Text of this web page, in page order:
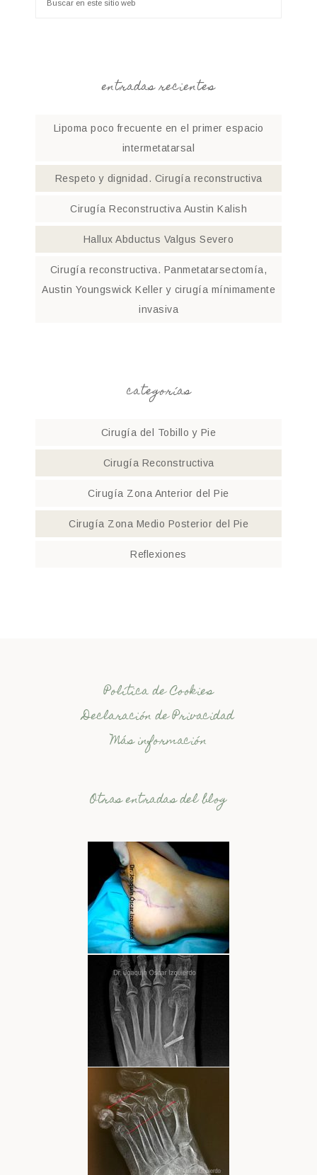
entradas recientes
Lipoma poco frecuente en el primer espacio
intermetatarsal
Respeto y dignidad. Cirugía reconstructiva
Cirugía Reconstructiva Austin Kalish
Hallux Abductus Valgus Severo
Cirugía reconstructiva. Panmetatarsectomía,
Austin Youngswick Keller y cirugía mínimamente
invasiva
categorías
Cirugía del Tobillo y Pie
Cirugía Reconstructiva
Cirugía Zona Anterior del Pie
Cirugía Zona Medio Posterior del Pie
Reflexiones
Política de Cookies
Declaración de Privacidad
Más información
Otras entradas del blog